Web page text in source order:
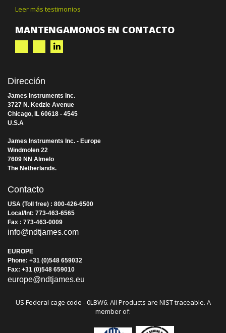
Leer más testimonios
MANTENGAMONOS EN CONTACTO
Dirección
James Instruments Inc.
3727 N. Kedzie Avenue
Chicago, IL 60618 - 4545
U.S.A
James Instruments Inc. - Europe
Windmolen 22
7609 NN Almelo
The Netherlands.
Contacto
USA (Toll free) : 800-426-6500
Local/Int: 773-463-6565
Fax : 773-463-0009
info@ndtjames.com
EUROPE
Phone: +31 (0)548 659032
Fax: +31 (0)548 659010
europe@ndtjames.eu
US Federal cage code - 0LBW6. All Products are NIST traceable. A
member of: